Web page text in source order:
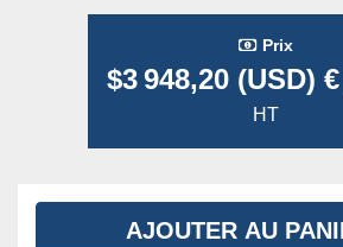
Prix
$3 948,20 (USD)
HT
AJOUTER AU